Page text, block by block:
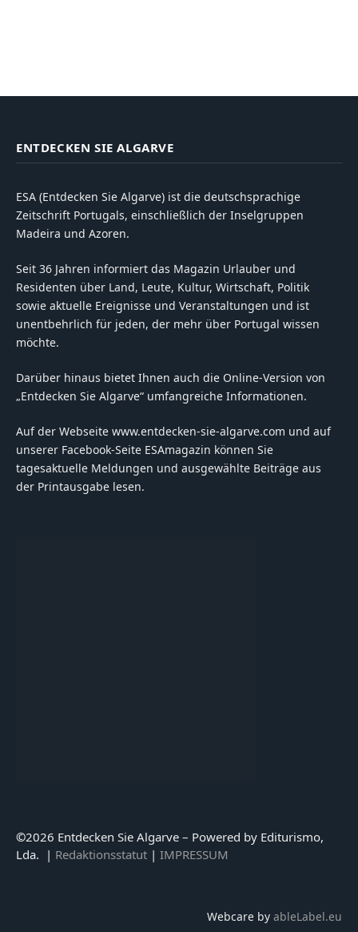
ENTDECKEN SIE ALGARVE
ESA (Entdecken Sie Algarve) ist die deutschsprachige
Zeitschrift Portugals, einschließlich der Inselgruppen
Madeira und Azoren.
Seit 36 Jahren informiert das Magazin Urlauber und
Residenten über Land, Leute, Kultur, Wirtschaft, Politik
sowie aktuelle Ereignisse und Veranstaltungen und ist
unentbehrlich für jeden, der mehr über Portugal wissen
möchte.
Darüber hinaus bietet Ihnen auch die Online-Version von
„Entdecken Sie Algarve“ umfangreiche Informationen.
Auf der Webseite www.entdecken-sie-algarve.com und auf
unserer Facebook-Seite ESAmagazin können Sie
tagesaktuelle Meldungen und ausgewählte Beiträge aus
der Printausgabe lesen.
©2026 Entdecken Sie Algarve – Powered by Editurismo,
Lda. | Redaktionsstatut | IMPRESSUM
Webcare by ableLabel.eu